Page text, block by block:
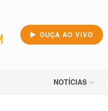
OUÇA AO VIVO
NOTÍCIAS